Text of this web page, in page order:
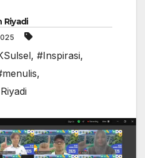
Riyadi
, #Inspirasi,
,